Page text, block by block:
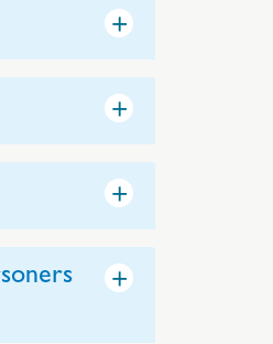
+
+
+
+